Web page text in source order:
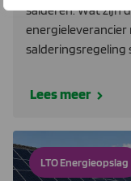
salderen. Wat zijn
salderingsregeling
Lees meer
LTO Energieopslag